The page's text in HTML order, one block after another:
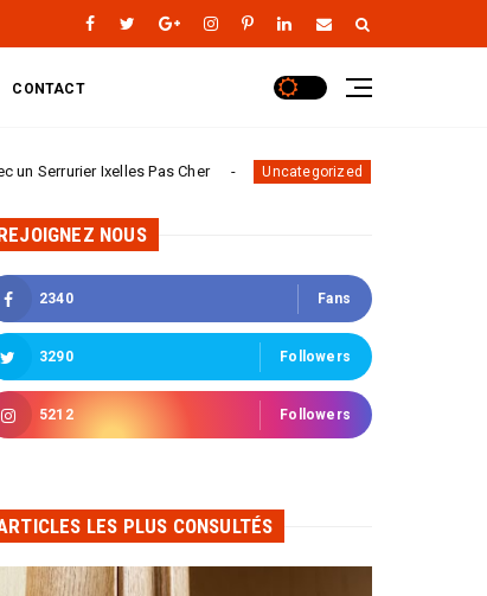
CONTACT
Pas Cher Uncategorized Serrure biométrique :
NOUS
2340 Fans
3290 Followers
5212 Followers
LES PLUS CONSULTÉS